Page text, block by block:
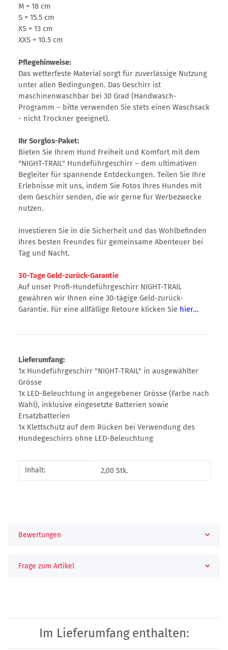
M = 18 cm
S = 15.5 cm
XS = 13 cm
XXS = 10.5 cm
Pflegehinweise:
Das wetterfeste Material sorgt für zuverlässige Nutzung
unter allen Bedingungen. Das Geschirr ist
maschinenwaschbar bei 30 Grad (Handwasch-
Programm – bitte verwenden Sie stets einen Waschsack
- nicht Trockner geeignet).
Ihr Sorglos-Paket:
Bieten Sie Ihrem Hund Freiheit und Komfort mit dem
"NIGHT-TRAIL" Hundeführgeschirr – dem ultimativen
Begleiter für spannende Entdeckungen. Teilen Sie Ihre
Erlebnisse mit uns, indem Sie Fotos Ihres Hundes mit
dem Geschirr senden, die wir gerne für Werbezwecke
nutzen.
Investieren Sie in die Sicherheit und das Wohlbefinden
Ihres besten Freundes für gemeinsame Abenteuer bei
Tag und Nacht.
30-Tage Geld-zurück-Garantie
Auf unser Profi-Hundeführgeschirr NIGHT-TRAIL
gewähren wir Ihnen eine 30-tägige Geld-zurück-
Garantie. Für eine allfällige Retoure klicken Sie hier...
Lieferumfang:
1x Hundeführgeschirr "NIGHT-TRAIL" in ausgewählter
Grösse
1x LED-Beleuchtung in angegebener Grösse (Farbe nach
Wahl), inklusive eingesetzte Batterien sowie
Ersatzbatterien
1x Klettschutz auf dem Rücken bei Verwendung des
Hundegeschirrs ohne LED-Beleuchtung
Produkteigenschaft
Wert
Inhalt: 2,00 Stk.
Bewertungen
Frage zum Artikel
Im Lieferumfang enthalten: